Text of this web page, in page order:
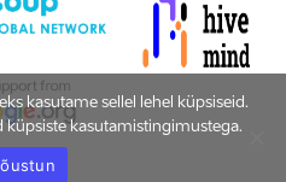
kasutame sellel lehel küpsiseid.
küpsiste kasutamistingimustega.